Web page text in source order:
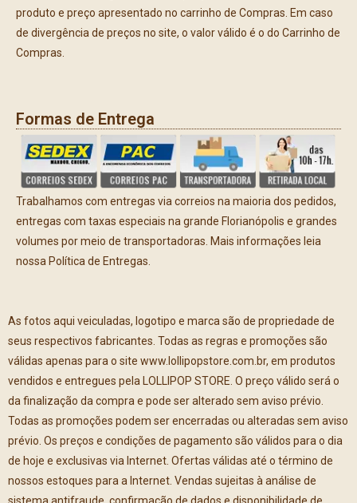
produto e preço apresentado no carrinho de Compras. Em caso
de divergência de preços no site, o valor válido é o do Carrinho de
Compras.
Formas de Entrega
Trabalhamos com entregas via correios na maioria dos pedidos,
entregas com taxas especiais na grande Florianópolis e grandes
volumes por meio de transportadoras. Mais informações leia
nossa Política de Entregas.
As fotos aqui veiculadas, logotipo e marca são de propriedade de
seus respectivos fabricantes. Todas as regras e promoções são
válidas apenas para o site www.lollipopstore.com.br, em produtos
vendidos e entregues pela LOLLIPOP STORE. O preço válido será o
da finalização da compra e pode ser alterado sem aviso prévio.
Todas as promoções podem ser encerradas ou alteradas sem aviso
prévio. Os preços e condições de pagamento são válidos para o dia
de hoje e exclusivas via Internet. Ofertas válidas até o término de
nossos estoques para a Internet. Vendas sujeitas à análise de